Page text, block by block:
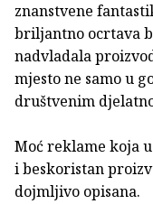
znanstvene
briljantno ocrtava
nadvladala
mjesto ne samo u
društvenim
Moć reklame koja
i beskoristan
dojmljivo opisana.